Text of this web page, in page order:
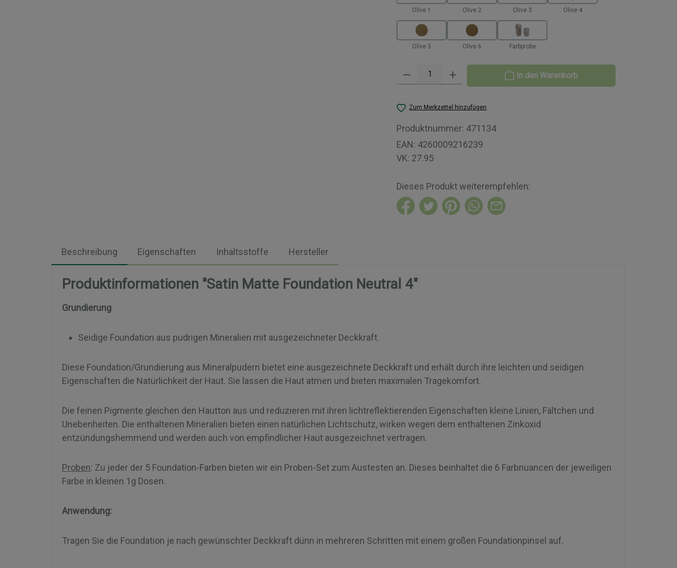
Olive 1 Olive 2 Olive 3 Olive 4
Olive 5 Olive 6 Farbprobe
Produkt Anzahl: Gib den gewünschten Wert ein oder benutze die Schaltflächen um die
In den Warenkorb
Zum Merkzettel hinzufügen
Produktnummer: 471134
EAN: 4260009216239
VK: 27.95
Dieses Produkt weiterempfehlen:
Beschreibung Eigenschaften Inhaltsstoffe Hersteller
Produktinformationen "Satin Matte Foundation Neutral 4"
Grundierung
Seidige Foundation aus pudrigen Mineralien mit ausgezeichneter Deckkraft.
Diese Foundation/Grundierung aus Mineralpudern bietet eine ausgezeichnete Deckkraft und erhält durch ihre leichten und seidigen
Eigenschaften die Natürlichkeit der Haut. Sie lassen die Haut atmen und bieten maximalen Tragekomfort.
Die feinen Pigmente gleichen den Hautton aus und reduzieren mit ihren lichtreflektierenden Eigenschaften kleine Linien, Fältchen und
Unebenheiten. Die enthaltenen Mineralien bieten einen natürlichen Lichtschutz, wirken wegen dem enthaltenen Zinkoxid
entzündungshemmend und werden auch von empfindlicher Haut ausgezeichnet vertragen.
Proben: Zu jeder der 5 Foundation-Farben bieten wir ein Proben-Set zum Austesten an. Dieses beinhaltet die 6 Farbnuancen der jeweiligen
Farbe in kleinen 1g Dosen.
Anwendung:
Tragen Sie die Foundation je nach gewünschter Deckkraft dünn in mehreren Schritten mit einem großen Foundationpinsel auf.